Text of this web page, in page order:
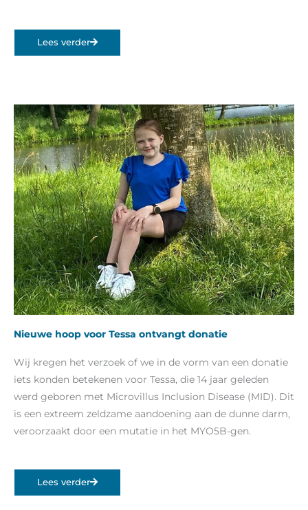
Lees verder
Nieuwe hoop voor Tessa ontvangt donatie
Wij kregen het verzoek of we in de vorm van een donatie
iets konden betekenen voor Tessa, die 14 jaar geleden
werd geboren met Microvillus Inclusion Disease (MID). Dit
is een extreem zeldzame aandoening aan de dunne darm,
veroorzaakt door een mutatie in het MYO5B-gen.
Lees verder